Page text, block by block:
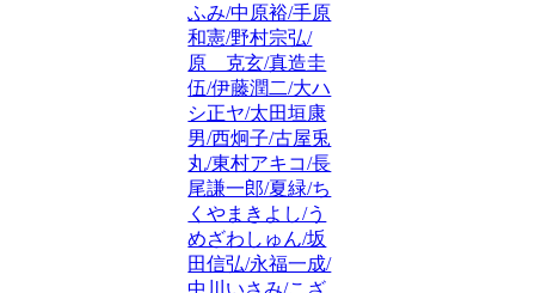
ふみ/中原裕/手原
和憲/野村宗弘/
原 克玄/真造圭
伍/伊藤潤二/大ハ
シ正ヤ/太田垣康
男/西炯子/古屋兎
丸/東村アキコ/長
尾謙一郎/夏緑/ち
くやまきよし/う
めざわしゅん/坂
田信弘/永福一成/
中川いさみ/こざ